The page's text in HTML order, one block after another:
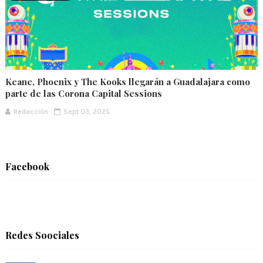
Keane, Phoenix y The Kooks llegarán a Guadalajara como
parte de las Corona Capital Sessions
Redacción Sept 03, 2025
Facebook
Redes Soociales